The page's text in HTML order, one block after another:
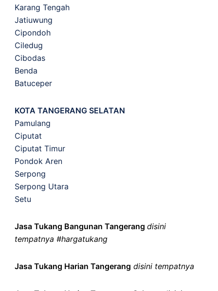
Karang Tengah
Jatiuwung
Cipondoh
Ciledug
Cibodas
Benda
Batuceper
KOTA TANGERANG SELATAN
Pamulang
Ciputat
Ciputat Timur
Pondok Aren
Serpong
Serpong Utara
Setu
Jasa Tukang Bangunan Tangerang disini
tempatnya #hargatukang
Jasa Tukang Harian Tangerang disini tempatnya